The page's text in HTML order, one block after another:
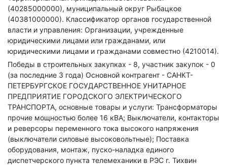
(40285000000), муниципальный округ Рыбацкое
(40381000000). Классификатор органов государственной
власти и управления: Организации, учрежденные
юридическими лицами или гражданами, или
юридическими лицами и гражданами совместно (4210014).
Победы в строительных закупках - 8, участник закупок - 0
(за последние 3 года) Основной контрагент - САНКТ-
ПЕТЕРБУРГСКОЕ ГОСУДАРСТВЕННОЕ УНИТАРНОЕ
ПРЕДПРИЯТИЕ ГОРОДСКОГО ЭЛЕКТРИЧЕСКОГО
ТРАНСПОРТА, основные товары и услуги: Трансформаторы
прочие мощностью более 16 кВА; Выключатели, контакторы
и реверсоры переменного тока высокого напряжения
(выключатели силовые высоковольтные); Поставка
оборудования, монтаж, пуско-наладка единого
диспетчерского пункта телемеханики в РЭС г. Тихвин